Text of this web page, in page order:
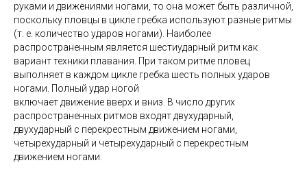
руками и движениями ногами, то она может быть различной,
поскольку пловцы в цикле гребка используют разные ритмы
(т. е. количество ударов ногами). Наиболее
распространенным является шестиударный ритм как
вариант техники плавания. При таком ритме пловец
выполняет в каждом цикле гребка шесть полных ударов
ногами. Полный удар ногой
включает движение вверх и вниз. В число других
распространенных ритмов входят двухударный,
двухударный с перекрестным движением ногами,
четырехударный и четырехударный с перекрестным
движением ногами.